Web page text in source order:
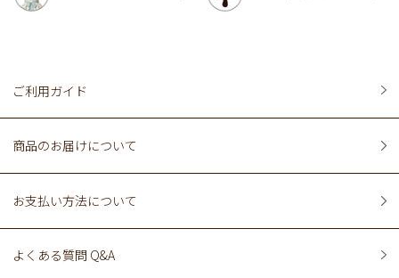
ご利用ガイド
商品のお届けについて
お支払い方法について
よくある質問 Q&A